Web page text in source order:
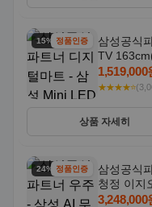
15% 할인정품인증
삼성공식
TV
1,519,000
★★★★⭐
상품 자세히
24% 할인정품인증
삼성공식
청정 이지
3,248,000